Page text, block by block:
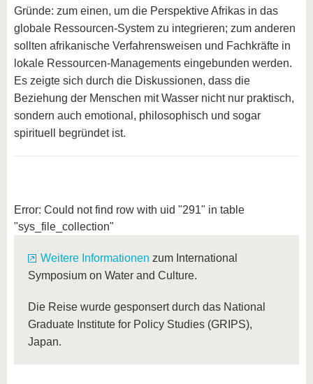
Gründe: zum einen, um die Perspektive Afrikas in das
globale Ressourcen-System zu integrieren; zum anderen
sollten afrikanische Verfahrensweisen und Fachkräfte in
lokale Ressourcen-Managements eingebunden werden.
Es zeigte sich durch die Diskussionen, dass die
Beziehung der Menschen mit Wasser nicht nur praktisch,
sondern auch emotional, philosophisch und sogar
spirituell begründet ist.
Error: Could not find row with uid "291" in table
"sys_file_collection"
Weitere Informationen zum International
Symposium on Water and Culture.
Die Reise wurde gesponsert durch das National
Graduate Institute for Policy Studies (GRIPS),
Japan.